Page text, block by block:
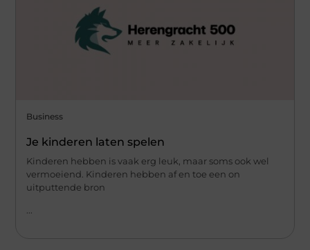
Business
Je kinderen laten spelen
Kinderen hebben is vaak erg leuk, maar soms ook wel
vermoeiend. Kinderen hebben af en toe een on
uitputtende bron
...